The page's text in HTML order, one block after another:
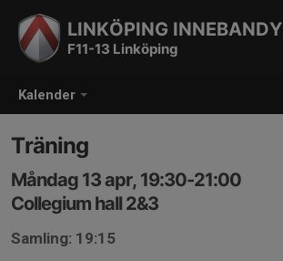
Kalender
LINKÖPING INNEBANDY
F11-13 Linköping
Träning
Måndag 13 apr, 19:30-21:00
Collegium hall 2&3
Samling: 19:15